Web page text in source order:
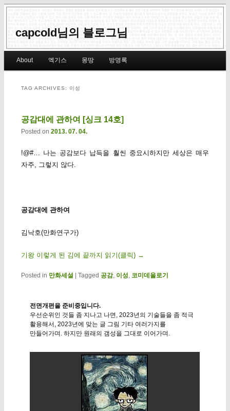
capcold님의 블로그님
Skip to primary content
Skip to secondary content
About 엑기스 몽땅 방명록
TAG ARCHIVES: 이성
공감대에 관하여 [싱크 14호]
Posted on 2013. 07. 04.
!@#… 나는 공감보다 납득을 훨씬 중요시하지만 세상은 매우
자주, 그렇지 않다.
공감대에 관하여
김낙호(만화연구가)
기왕 이렇게 된 김에 끝까지 읽기(클릭) →
Posted in 만화세설 Tagged 공감, 이성, 코미데올로기
전면개편을 준비중입니다.
우선순위인 것들 좀 지나고 나면, 2023년의 기술들을 좀 적극
활용해서, 2023년에 맞는 글 그림 기타 여러가지를
만들어가며. 하지만 원래의 갬성을 그대로 이어가며.